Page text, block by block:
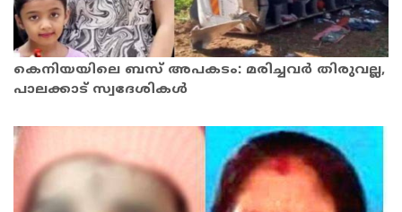
കെനിയയിലെ ബസ് അപകടം: മരിച്ചവർ തിരുവല്ല,
പാലക്കാട് സ്വദേശികൾ